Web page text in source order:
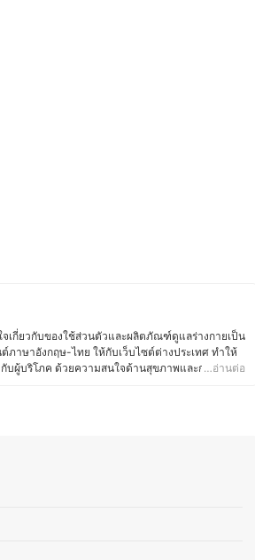
เกี่ยวกับของใช้ส่วนตัวและผลิตภัณฑ์ดูแลร่างกายเป็น
าษาอังกฤษ-ไทย ให้กับเว็บไซต์ต่างประเทศ ทำให้
บผู้บริโภค ด้วยความสนใจด้านสุขภาพและการดูแล
…อ่านต่อ